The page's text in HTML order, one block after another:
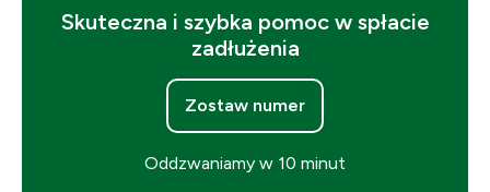
Skuteczna i szybka pomoc w spłacie
zadłużenia
Zostaw numer
Oddzwaniamy w 10 minut